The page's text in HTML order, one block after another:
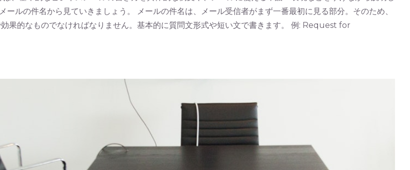
ルの件名から見ていきましょう。 メールの件名は、メール受信者がまず一番最初に見る部分。そのため、
果的なものでなければなりません。基本的に質問文形式や短い文で書きます。 例: Request for